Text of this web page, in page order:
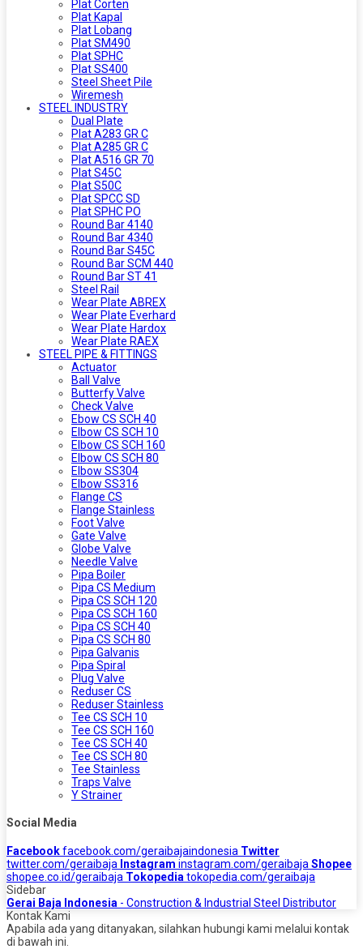
Plat Corten
Plat Kapal
Plat Lobang
Plat SM490
Plat SPHC
Plat SS400
Steel Sheet Pile
Wiremesh
STEEL INDUSTRY
Dual Plate
Plat A283 GR C
Plat A285 GR C
Plat A516 GR 70
Plat S45C
Plat S50C
Plat SPCC SD
Plat SPHC PO
Round Bar 4140
Round Bar 4340
Round Bar S45C
Round Bar SCM 440
Round Bar ST 41
Steel Rail
Wear Plate ABREX
Wear Plate Everhard
Wear Plate Hardox
Wear Plate RAEX
STEEL PIPE & FITTINGS
Actuator
Ball Valve
Butterfy Valve
Check Valve
Ebow CS SCH 40
Elbow CS SCH 10
Elbow CS SCH 160
Elbow CS SCH 80
Elbow SS304
Elbow SS316
Flange CS
Flange Stainless
Foot Valve
Gate Valve
Globe Valve
Needle Valve
Pipa Boiler
Pipa CS Medium
Pipa CS SCH 120
Pipa CS SCH 160
Pipa CS SCH 40
Pipa CS SCH 80
Pipa Galvanis
Pipa Spiral
Plug Valve
Reduser CS
Reduser Stainless
Tee CS SCH 10
Tee CS SCH 160
Tee CS SCH 40
Tee CS SCH 80
Tee Stainless
Traps Valve
Y Strainer
Social Media
Facebookfacebook.com/geraibajaindonesia Twitter
twitter.com/geraibaja Instagram instagram.com/geraibaja Shopee
shopee.co.id/geraibaja Tokopedia tokopedia.com/geraibaja
Sidebar
Gerai Baja Indonesia - Construction & Industrial Steel Distributor
Kontak Kami
Apabila ada yang ditanyakan, silahkan hubungi kami melalui kontak
di bawah ini.